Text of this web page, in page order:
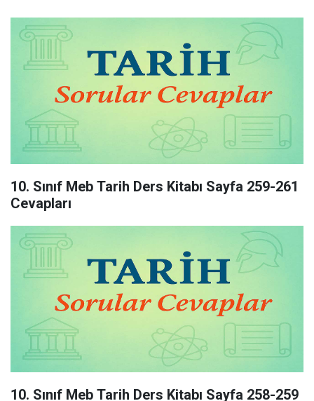
10. Sınıf Meb Tarih Ders Kitabı Sayfa 259-261
Cevapları
10. Sınıf Meb Tarih Ders Kitabı Sayfa 258-259